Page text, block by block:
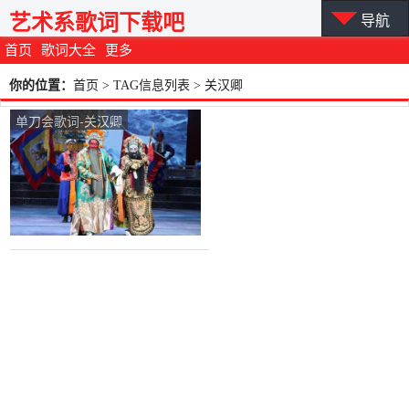
首页 歌词大全 更多
艺术系歌词下载吧 导航
你的位置： 首页 > TAG信息列表 > 关汉卿
单刀会歌词-关汉卿